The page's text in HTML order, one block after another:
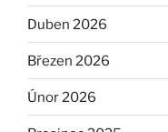
Duben 2026
Březen 2026
Únor 2026